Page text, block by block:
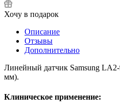
Хочу в подарок
Описание
Отзывы
Дополнительно
Линейный датчик Samsung
мм).
Клиническое применение: